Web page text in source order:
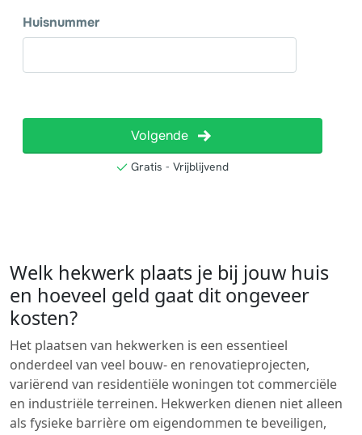
Welk hekwerk plaats je bij jouw huis
en hoeveel geld gaat dit ongeveer
kosten?
Het plaatsen van hekwerken is een essentieel
onderdeel van veel bouw- en renovatieprojecten,
variërend van residentiële woningen tot commerciële
en industriële terreinen. Hekwerken dienen niet alleen
als fysieke barrière om eigendommen te beveiligen,